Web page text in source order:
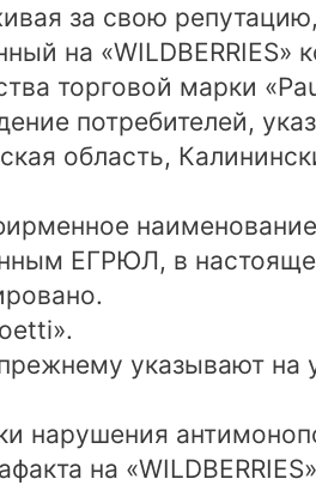
за свою
на
торговой марки
потребителей,
область,
ЕГРЮЛ, в
указывают на
нарушения
на